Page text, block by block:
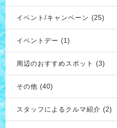
イベント/キャンペーン (25)
イベントデー (1)
周辺のおすすめスポット (3)
その他 (40)
スタッフによるクルマ紹介 (2)